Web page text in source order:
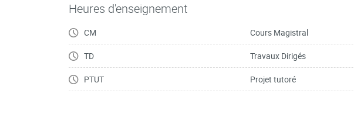
Heures d'enseignement
CM Cours Magistral
TD Travaux Dirigés
PTUT Projet tutoré